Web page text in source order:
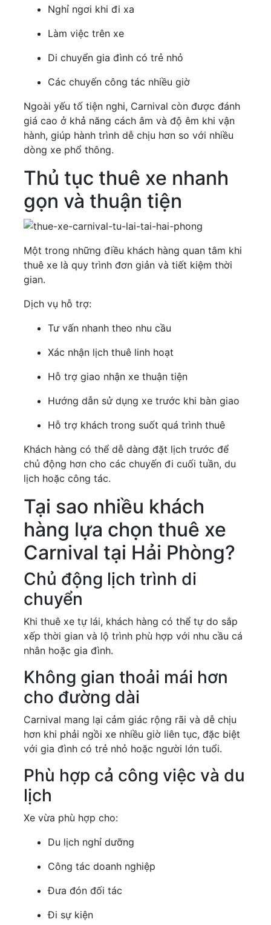
Nghỉ ngơi khi đi xa
Làm việc trên xe
Di chuyển gia đình có trẻ nhỏ
Các chuyến công tác nhiều giờ
Ngoài yếu tố tiện nghi, Carnival còn được đánh
giá cao ở khả năng cách âm và độ êm khi vận
hành, giúp hành trình dễ chịu hơn so với nhiều
dòng xe phổ thông.
Thủ tục thuê xe nhanh
gọn và thuận tiện
Một trong những điều khách hàng quan tâm khi
thuê xe là quy trình đơn giản và tiết kiệm thời
gian.
Dịch vụ hỗ trợ:
Tư vấn nhanh theo nhu cầu
Xác nhận lịch thuê linh hoạt
Hỗ trợ giao nhận xe thuận tiện
Hướng dẫn sử dụng xe trước khi bàn giao
Hỗ trợ khách trong suốt quá trình thuê
Khách hàng có thể dễ dàng đặt lịch trước để
chủ động hơn cho các chuyến đi cuối tuần, du
lịch hoặc công tác.
Tại sao nhiều khách
hàng lựa chọn thuê xe
Carnival tại Hải Phòng?
Chủ động lịch trình di
chuyển
Khi thuê xe tự lái, khách hàng có thể tự do sắp
xếp thời gian và lộ trình phù hợp với nhu cầu cá
nhân hoặc gia đình.
Không gian thoải mái hơn
cho đường dài
Carnival mang lại cảm giác rộng rãi và dễ chịu
hơn khi phải ngồi xe nhiều giờ liên tục, đặc biệt
với gia đình có trẻ nhỏ hoặc người lớn tuổi.
Phù hợp cả công việc và du
lịch
Xe vừa phù hợp cho:
Du lịch nghỉ dưỡng
Công tác doanh nghiệp
Đưa đón đối tác
Đi sự kiện